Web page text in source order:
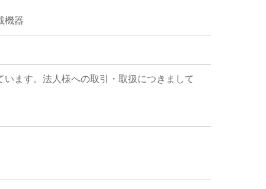
機器
ます。法人様への取引・取扱につきまして